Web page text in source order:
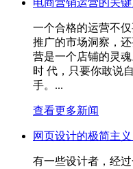
电商营销运营的关
一个合格的运营不
推广的市场洞察，
营是一个店铺的灵
时 代，只要你敢说
手。...
查看更多新闻
网页设计的极简主
有一些设计者，经